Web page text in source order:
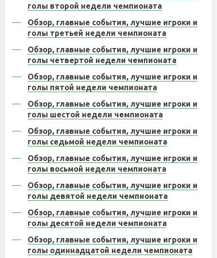
голы второй недели чемпионата
Обзор, главные события, лучшие игроки и
голы третьей недели чемпионата
Обзор, главные события, лучшие игроки и
голы четвертой недели чемпионата
Обзор, главные события, лучшие игроки и
голы пятой недели чемпионата
Обзор, главные события, лучшие игроки и
голы шестой недели чемпионата
Обзор, главные события, лучшие игроки и
голы седьмой недели чемпионата
Обзор, главные события, лучшие игроки и
голы восьмой недели чемпионата
Обзор, главные события, лучшие игроки и
голы девятой недели чемпионата
Обзор, главные события, лучшие игроки и
голы десятой недели чемпионата
Обзор, главные события, лучшие игроки и
голы одиннадцатой недели чемпионата